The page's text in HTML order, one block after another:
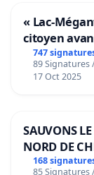
« Lac-
citoyen
de notre
747
89 Signatures
17 Oct 2025
SAUVONS
NORD DE
168
85 Signatures